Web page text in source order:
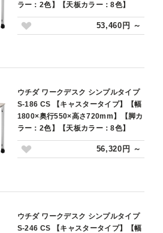
ラー：2色】【天板カラー：8色】
53,460円 ～
ウチダ ワークデスク シンプルタイプ
S-186 CS 【キャスタータイプ】【幅
1800×奥行550×高さ720mm】【脚カ
ラー：2色】【天板カラー：8色】
56,320円 ～
ウチダ ワークデスク シンプルタイプ
S-246 CS 【キャスタータイプ】【幅